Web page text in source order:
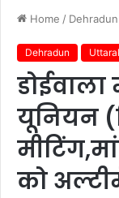
Home / Dehradun
Dehradun
यूनियन
को